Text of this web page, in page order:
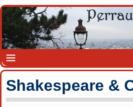
Shakespeare &